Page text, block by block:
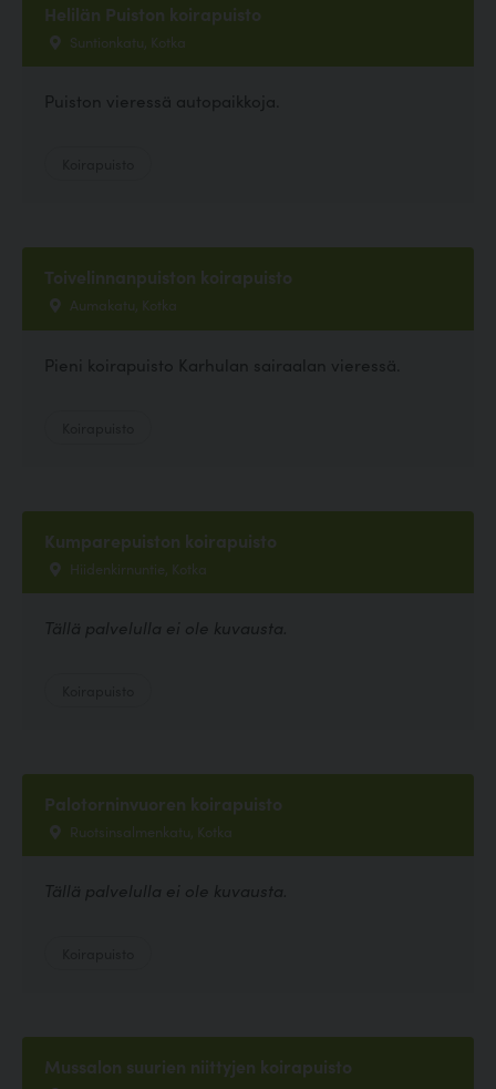
Helilän Puiston koirapuisto
Suntionkatu, Kotka
Puiston vieressä autopaikkoja.
Toivelinnanpuiston koirapuisto
Aumakatu, Kotka
Pieni koirapuisto Karhulan sairaalan vieressä.
Kumparepuiston koirapuisto
Hiidenkirnuntie, Kotka
Tällä palvelulla ei ole kuvausta.
Palotorninvuoren koirapuisto
Ruotsinsalmenkatu, Kotka
Tällä palvelulla ei ole kuvausta.
Mussalon suurien niittyjen koirapuisto